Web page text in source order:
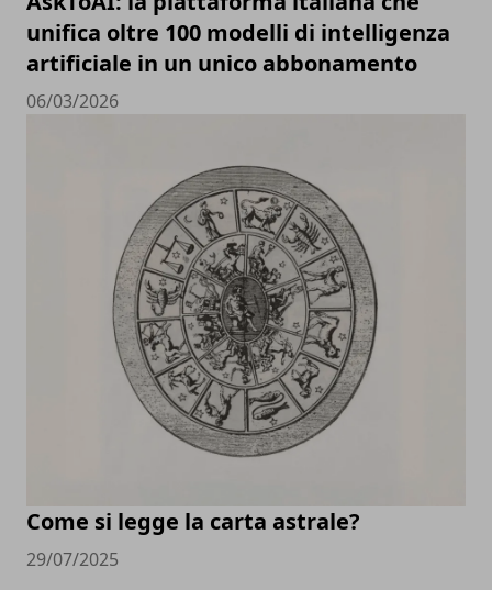
unifica oltre 100 modelli di intelligenza
artificiale in un unico abbonamento
06/03/2026
Come si legge la carta astrale?
29/07/2025